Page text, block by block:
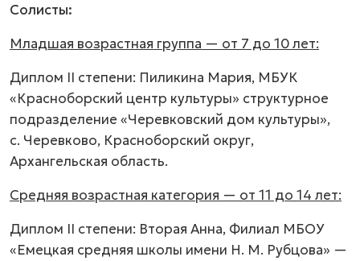
Солисты:
Младшая возрастная группа — от 7 до 10 лет:
Диплом II степени: Пиликина Мария, МБУК
«Красноборский центр культуры» структурное
подразделение «Черевковский дом культуры»,
с. Черевково, Красноборский округ,
Архангельская область.
Средняя возрастная категория — от 11 до 14 лет:
Диплом II степени: Вторая Анна, Филиал МБОУ
«Емецкая средняя школы имени Н. М. Рубцова» —